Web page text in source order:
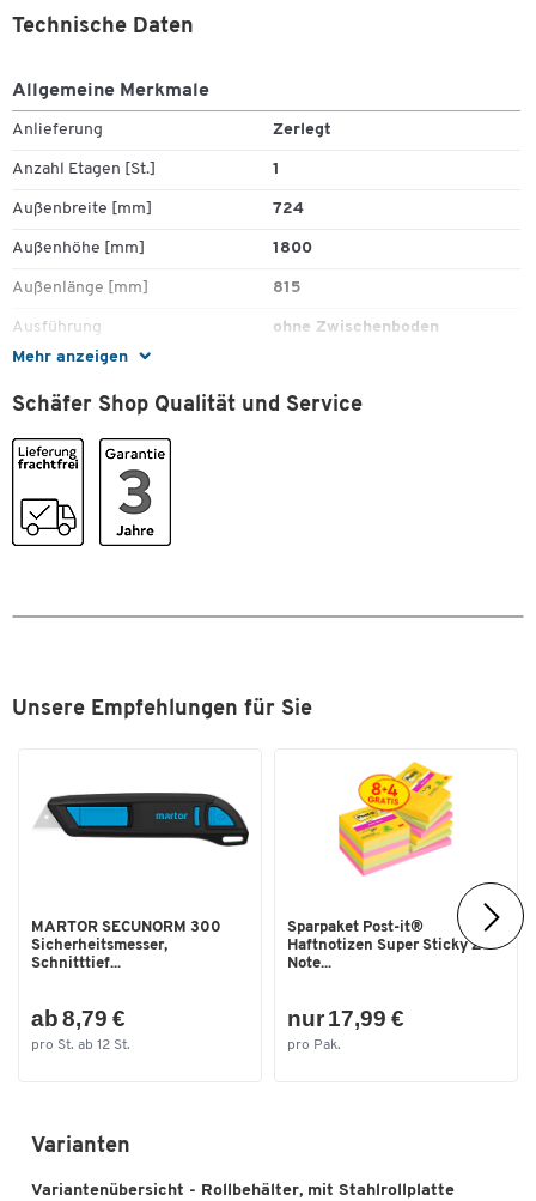
Mehr anzeigen
Technische Daten
Allgemeine Merkmale
Anlieferung Zerlegt
Anzahl Etagen [St.] 1
Außenbreite [mm] 724
Außenhöhe [mm] 1800
Außenlänge [mm] 815
Ausführung ohne Zwischenboden
Ausführung Wände
Bereifung 2 Lenkrollen/ 2 Bockrollen
ESD (leitfähig)
Farbe Ladefläche
Nutzhöhe [mm]
Rollendurchmesser [mm]
Tragkraft [kg] 500
Traglast [kg] 500
Farben
Farbe silber
Außenmaße L x B x H [mm]
Schäfer Shop Qualität und Service
Unsere Empfehlungen für Sie
MARTOR SECUNORM 300
Sicherheitsmesser,
Schnitttief...
ab 8,79 €
pro St. ab 12 St.
Sparpaket Post-it®
Haftnotizen Super Sticky Z-
Note...
nur 17,99 €
pro Pak.
Varianten
Variantenübersicht - Rollbehälter, mit Stahlrollplatte